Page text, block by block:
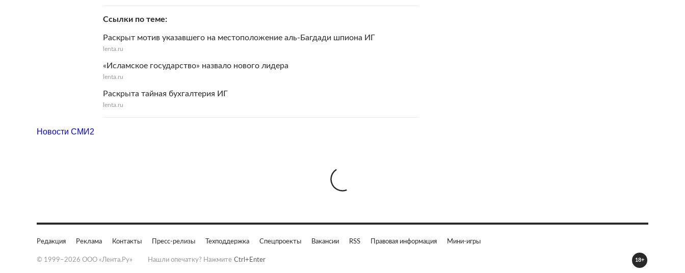
Ссылки по теме
Раскрыт мотив указавшего на местоположение аль-Багдади шпиона ИГ
lenta.ru
«Исламское государство» назвало нового лидера
lenta.ru
Раскрыта тайная бухгалтерия ИГ
lenta.ru
Новости СМИ2
Редакция Реклама Контакты Пресс-релизы Техподдержка Спецпроекты Вакансии RSS Правовая информация Мини-игры
© 1999–2026 ООО «Лента.Ру» Нашли опечатку? Нажмите Ctrl+Enter 18+